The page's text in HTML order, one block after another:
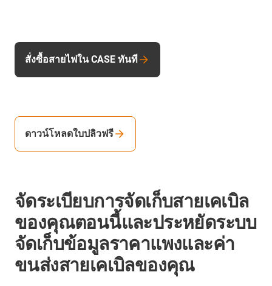
สั่งซื้อสายไฟใน CASE ทันที
ดาวน์โหลดใบปลิวฟรี
จัดระเบียบการจัดเก็บสายเคเบิล
ของคุณตอนนี้และประหยัดระบบ
จัดเก็บข้อมูลราคาแพงและค่า
ขนส่งสายเคเบิลของคุณ